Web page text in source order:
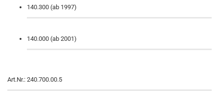
140.300 (ab 1997)
140.000 (ab 2001)
Art.Nr.: 240.700.00.5